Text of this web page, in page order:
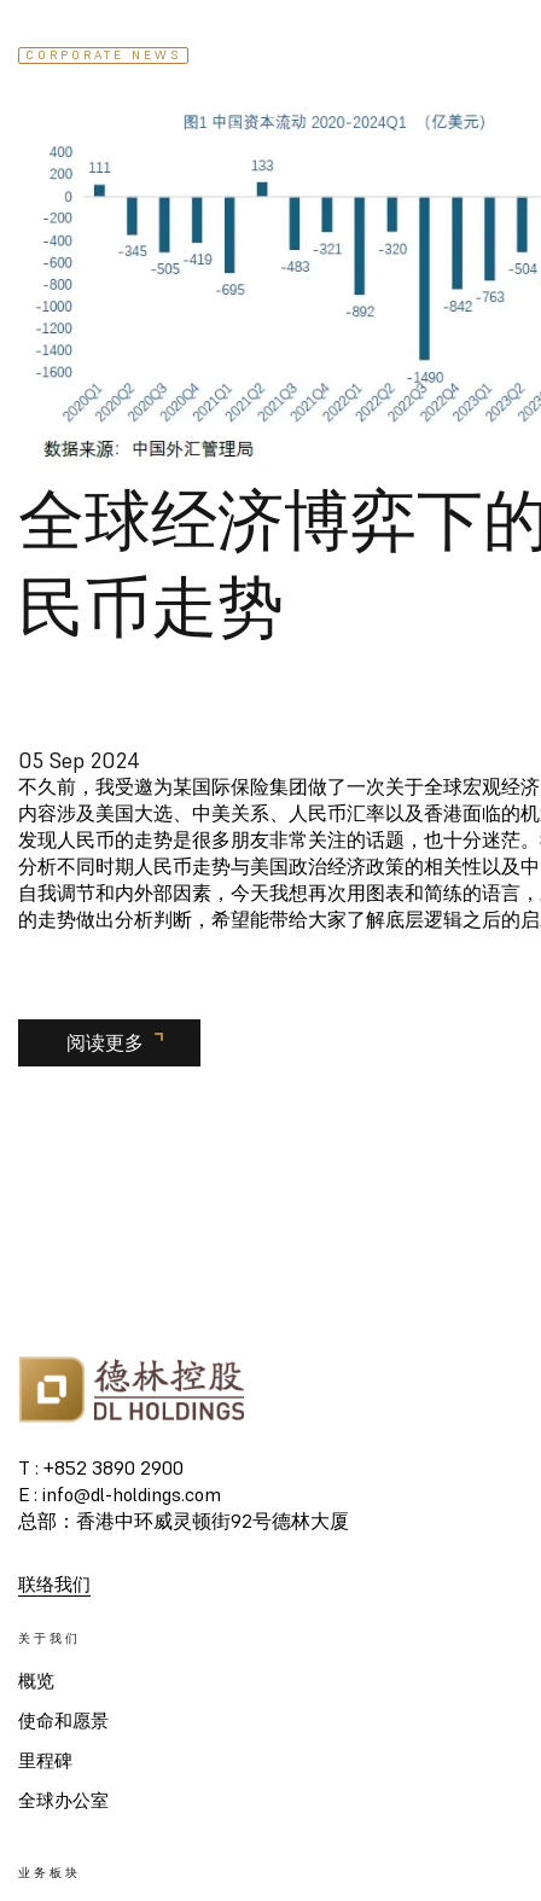
CORPORATE NEWS
全球经济博弈下
民币走势
05 Sep 2024
不久前，我受邀为某国际保险集团做了一次关于全球宏观经
内容涉及美国大选、中美关系、人民币汇率以及香港面临的
发现人民币的走势是很多朋友非常关注的话题，也十分迷茫
分析不同时期人民币走势与美国政治经济政策的相关性以及
自我调节和内外部因素，今天我想再次用图表和简练的语言
的走势做出分析判断，希望能带给大家了解底层逻辑之后的
阅读更多
T : +852 3890 2900
E : info@dl-holdings.com
总部：香港中环威灵顿街92号德林大厦
联络我们
关于我们
概览
使命和愿景
里程碑
全球办公室
业务板块